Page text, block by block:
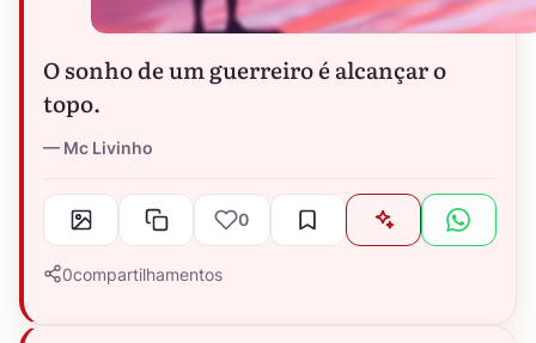
O sonho de um guerreiro é alcançar o
topo.
Mc Livinho
0
0compartilhamentos